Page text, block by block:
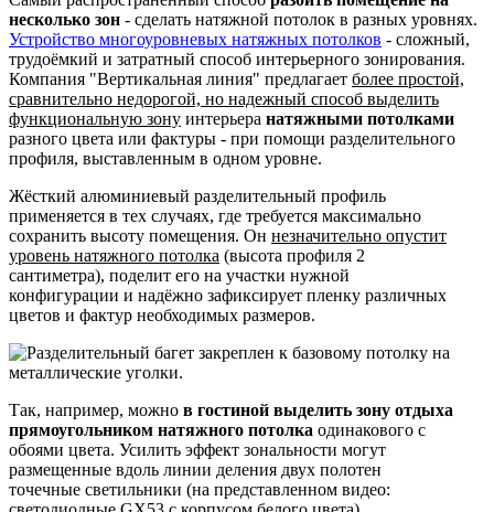
несколько зон - сделать натяжной потолок в разных уровнях.
Устройство многоуровневых натяжных потолков - сложный,
трудоёмкий и затратный способ интерьерного зонирования.
Компания "Вертикальная линия" предлагает более простой,
сравнительно недорогой, но надежный способ выделить
функциональную зону интерьера натяжными потолками
разного цвета или фактуры - при помощи разделительного
профиля, выставленным в одном уровне.
Жёсткий алюминиевый разделительный профиль
применяется в тех случаях, где требуется максимально
сохранить высоту помещения. Он незначительно опустит
уровень натяжного потолка (высота профиля 2
сантиметра), поделит его на участки нужной
конфигурации и надёжно зафиксирует пленку различных
цветов и фактур необходимых размеров.
Так, например, можно в гостиной выделить зону отдыха
прямоугольником натяжного потолка одинакового с
обоями цвета. Усилить эффект зональности могут
размещенные вдоль линии деления двух полотен
точечные светильники (на представленном видео: